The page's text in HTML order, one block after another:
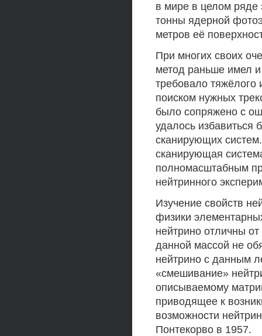
в мире в целом ряде
тонны ядерной
метров её
При многих своих
метод раньше имел
требовало тяжёлого
поиском нужных
было сопряжено с
удалось избавиться
сканирующих
сканирующая
полномасштабным
нейтринного
Изучение свойств
физики
нейтрино отличны
данной массой не
нейтрино с данным
«смешивание»
описываемому
приводящее к
возможности
Понтекорво в 1957.